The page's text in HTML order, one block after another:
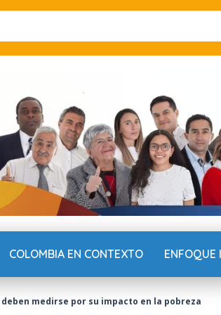
COLOMBIA EN CONTEXTO ENFOQUE
medirse por su impacto en la pobreza